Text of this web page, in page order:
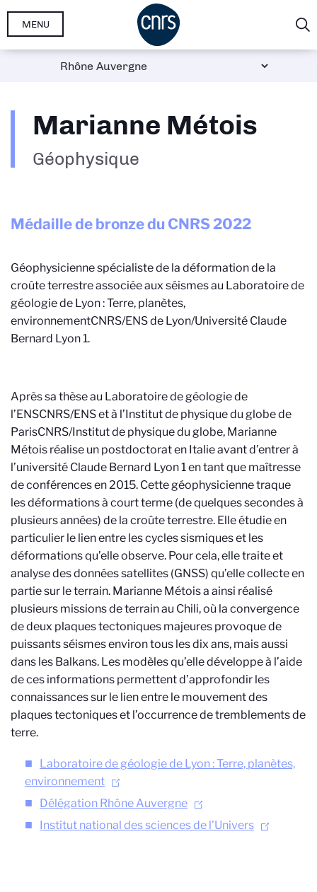
Aller
MENU
Marianne Métois
Géophysique
Médaille de bronze du CNRS2022
Géophysicienne spécialiste de la déformation de la
croûte terrestre associée aux séismes au Laboratoire de
géologie de Lyon : Terre, planètes,
environnementCNRS/ENS de Lyon/Université Claude
Bernard Lyon 1.
Après sa thèse au Laboratoire de géologie de
l’ENSCNRS/ENSet à l’Institut de physique du globe de
ParisCNRS/Institut de physique du globe, Marianne
Métois réalise un postdoctorat en Italie avant d’entrer à
l’université Claude Bernard Lyon 1 en tant que maîtresse
de conférences en 2015. Cette géophysicienne traque
les déformations à court terme (de quelques secondes à
plusieurs années) de la croûte terrestre. Elle étudie en
particulier le lien entre les cycles sismiques et les
déformations qu’elle observe. Pour cela, elle traite et
analyse des données satellites (GNSS) qu’elle collecte en
partie sur le terrain. Marianne Métois a ainsi réalisé
plusieurs missions de terrain au Chili, où la convergence
de deux plaques tectoniques majeures provoque de
puissants séismes environ tous les dix ans, mais aussi
dans les Balkans. Les modèles qu’elle développe à l’aide
de ces informations permettent d’approfondir les
connaissances sur le lien entre le mouvement des
plaques tectoniques et l’occurrence de tremblements de
terre.
Laboratoire de géologie de Lyon : Terre, planètes,
environnement
Délégation Rhône Auvergne
Institut national des sciences de l'Univers